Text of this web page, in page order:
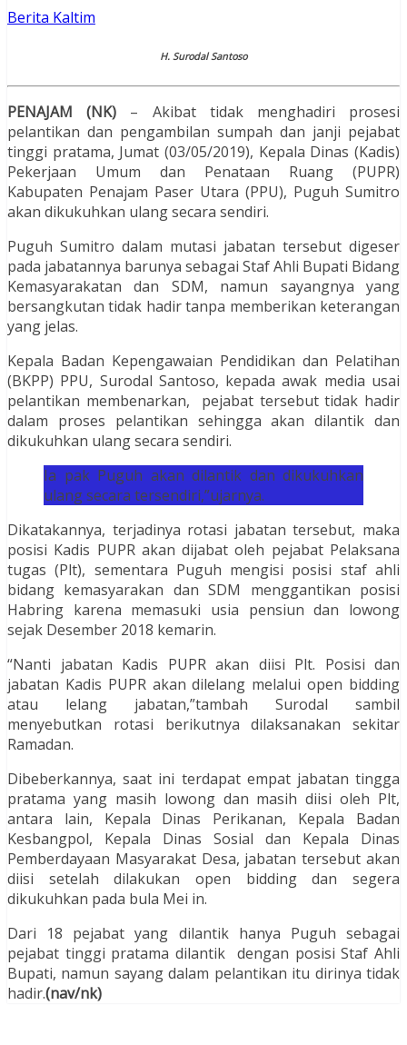
Berita Kaltim
H. Surodal Santoso
PENAJAM (NK) – Akibat tidak menghadiri prosesi
pelantikan dan pengambilan sumpah dan janji pejabat
tinggi pratama, Jumat (03/05/2019), Kepala Dinas (Kadis)
Pekerjaan Umum dan Penataan Ruang (PUPR)
Kabupaten Penajam Paser Utara (PPU), Puguh Sumitro
akan dikukuhkan ulang secara sendiri.
Puguh Sumitro dalam mutasi jabatan tersebut digeser
pada jabatannya barunya sebagai Staf Ahli Bupati Bidang
Kemasyarakatan dan SDM, namun sayangnya yang
bersangkutan tidak hadir tanpa memberikan keterangan
yang jelas.
Kepala Badan Kepengawaian Pendidikan dan Pelatihan
(BKPP) PPU, Surodal Santoso, kepada awak media usai
pelantikan membenarkan, pejabat tersebut tidak hadir
dalam proses pelantikan sehingga akan dilantik dan
dikukuhkan ulang secara sendiri.
Ia pak Puguh akan dilantik dan dikukuhkan
ulang secara tersendiri,”ujarnya.
Dikatakannya, terjadinya rotasi jabatan tersebut, maka
posisi Kadis PUPR akan dijabat oleh pejabat Pelaksana
tugas (Plt), sementara Puguh mengisi posisi staf ahli
bidang kemasyarakan dan SDM menggantikan posisi
Habring karena memasuki usia pensiun dan lowong
sejak Desember 2018 kemarin.
“Nanti jabatan Kadis PUPR akan diisi Plt. Posisi dan
jabatan Kadis PUPR akan dilelang melalui open bidding
atau lelang jabatan,”tambah Surodal sambil
menyebutkan rotasi berikutnya dilaksanakan sekitar
Ramadan.
Dibeberkannya, saat ini terdapat empat jabatan tingga
pratama yang masih lowong dan masih diisi oleh Plt,
antara lain, Kepala Dinas Perikanan, Kepala Badan
Kesbangpol, Kepala Dinas Sosial dan Kepala Dinas
Pemberdayaan Masyarakat Desa, jabatan tersebut akan
diisi setelah dilakukan open bidding dan segera
dikukuhkan pada bula Mei in.
Dari 18 pejabat yang dilantik hanya Puguh sebagai
pejabat tinggi pratama dilantik dengan posisi Staf Ahli
Bupati, namun sayang dalam pelantikan itu dirinya tidak
hadir.(nav/nk)